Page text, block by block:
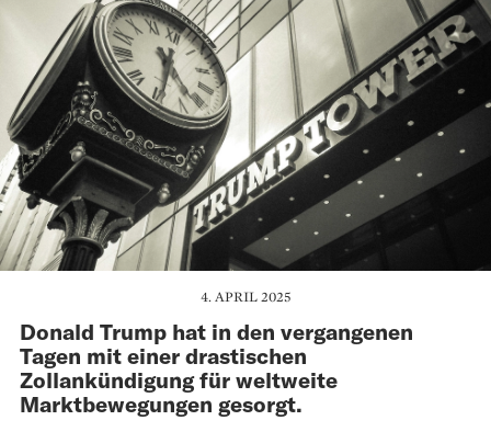
4. APRIL 2025
Donald Trump hat in den vergangenen
Tagen mit einer drastischen
Zollankündigung für weltweite
Marktbewegungen gesorgt.